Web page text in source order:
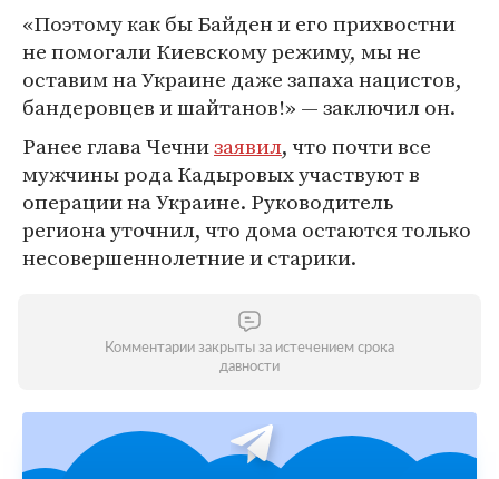
«Поэтому как бы Байден и его прихвостни
не помогали Киевскому режиму, мы не
оставим на Украине даже запаха нацистов,
бандеровцев и шайтанов!» — заключил он.
Ранее глава Чечнизаявил, что почти все
мужчины рода Кадыровых участвуют в
операции на Украине. Руководитель
региона уточнил, что дома остаются только
несовершеннолетние и старики.
Комментарии закрыты за истечением срока
давности